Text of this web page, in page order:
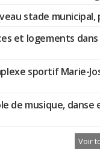
stade municipal,
et logements
sportif Marie-
de musique,
Voir